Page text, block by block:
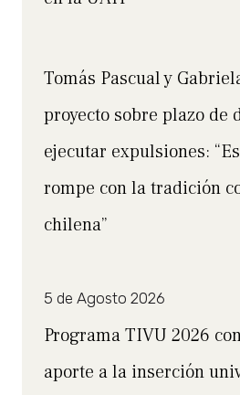
Tomás Pascual y
proyecto sobre plazo de
ejecutar expulsiones:
rompe con la tradición
chilena”
5 de Agosto 2026
Programa TIVU 2026
aporte a la inserción